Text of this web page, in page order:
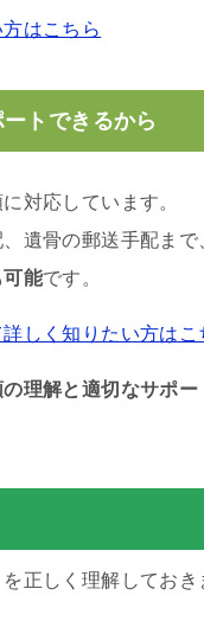
はこちら
トできるから
対応しています。
遺骨の郵送手配まで
能です。
しく知りたい方はこ
理解と適切なサポ
正しく理解しておき